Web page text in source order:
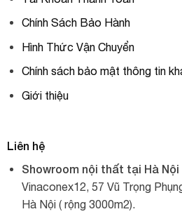
Chính Sách Bảo Hành
Hình Thức Vận Chuyển
Chính sách bảo mật thông tin
Giới thiệu
Liên hệ
Showroom nội thất tại Hà Nội
Vinaconex12, 57 Vũ Trọng
Hà Nội ( rộng 3000m2).